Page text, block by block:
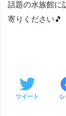
話題の水族館に
寄りください🎵
ツイート